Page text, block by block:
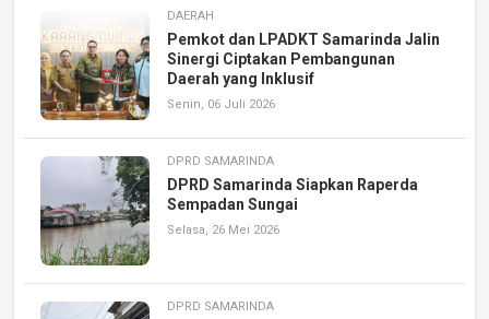
DAERAH
Pemkot dan LPADKT Samarinda Jalin
Sinergi Ciptakan Pembangunan
Daerah yang Inklusif
Senin, 06 Juli 2026
DPRD SAMARINDA
DPRD Samarinda Siapkan Raperda
Sempadan Sungai
Selasa, 26 Mei 2026
DPRD SAMARINDA